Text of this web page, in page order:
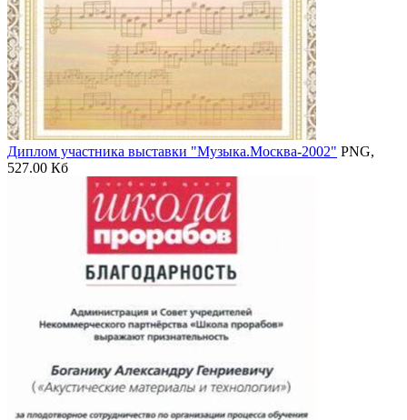
Диплом участника выставки "Музыка.Москва-2002" PNG,
527.00 Кб